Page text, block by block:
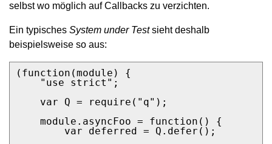
selbst wo möglich auf Callbacks zu verzichten.
Ein typisches System under Testsieht deshalb
beispielsweise so aus:
(function(module) {
    "use strict";
    var Q = require("q");
    module.asyncFoo = function() {
        var deferred = Q.defer();